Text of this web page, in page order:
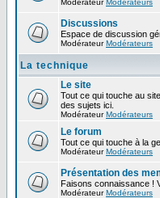
ModérateurModérateurs
Discussions
Espace de discussion
ModérateurModérateurs
La technique
Le site
Tout ce qui touche au
des sujets ici.
ModérateurModérateurs
Le forum
Tout ce qui touche à la
ModérateurModérateurs
Présentation des
Faisons connaissance !
ModérateurModérateurs